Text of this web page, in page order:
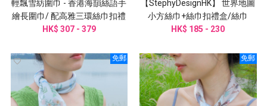
輕飄雪紡圍巾 - 香港海韻絲語手
繪長圍巾/ 配高雅三環絲巾扣禮
盒
HK$ 307 - 379
【StephyDesignHK】 世界地圖
小方絲巾+絲巾扣禮盒/絲巾
HK$ 185 - 230
免郵 免郵